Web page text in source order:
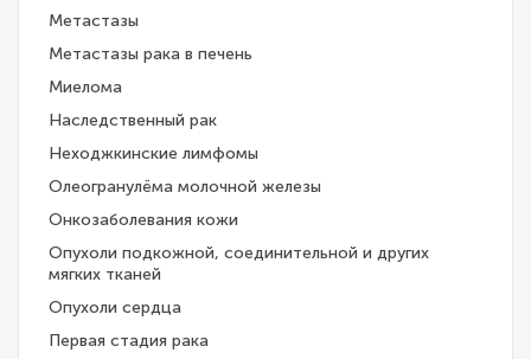
Метастазы
Метастазы рака в печень
Миелома
Наследственный рак
Неходжкинские лимфомы
Олеогранулёма молочной железы
Онкозаболевания кожи
Опухоли подкожной, соединительной и других
мягких тканей
Опухоли сердца
Первая стадия рака